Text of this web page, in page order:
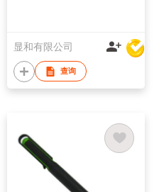
显和有限公司
查询